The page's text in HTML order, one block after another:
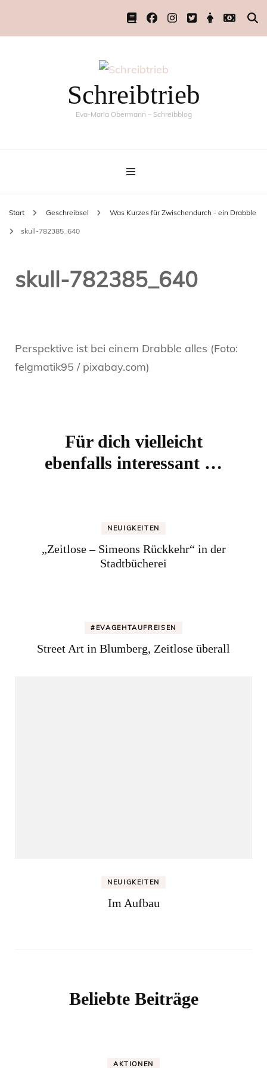
Schreibtrieb
Eva-Maria Obermann – Schreibblog
Start Geschreibsel Was Kurzes für Zwischendurch - ein Drabble
skull-782385_640
skull-782385_640
Perspektive ist bei einem Drabble alles (Foto:
felgmatik95 / pixabay.com)
Für dich vielleicht
ebenfalls interessant …
NEUIGKEITEN
„Zeitlose – Simeons Rückkehr“ in der
Stadtbücherei
#EVAGEHTAUFREISEN
Street Art in Blumberg, Zeitlose überall
NEUIGKEITEN
Im Aufbau
Beliebte Beiträge
AKTIONEN